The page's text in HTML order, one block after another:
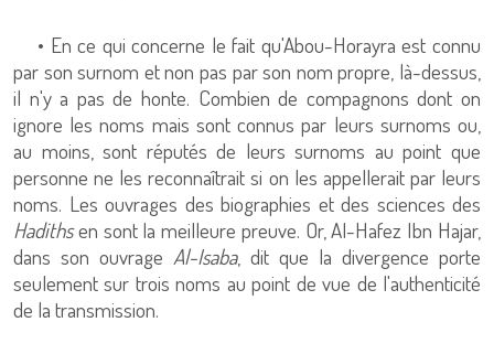
• En ce qui concerne le fait qu'Abou-Horayra est connu
par son surnom et non pas par son nom propre, là-dessus,
il n'y a pas de honte. Combien de compagnons dont on
ignore les noms mais sont connus par leurs surnoms ou,
au moins, sont réputés de leurs surnoms au point que
personne ne les reconnaîtrait si on les appellerait par leurs
noms. Les ouvrages des biographies et des sciences des
Hadithsen sont la meilleure preuve. Or, Al-Hafez Ibn Hajar,
dans son ouvrage Al-Isaba, dit que la divergence porte
seulement sur trois noms au point de vue de l'authenticité
de la transmission.